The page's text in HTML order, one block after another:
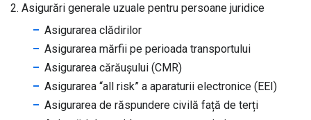
2. Asigurări generale uzuale pentru persoane juridice
Asigurarea clădirilor
Asigurarea mărfii pe perioada transportului
Asigurarea cărăușului (CMR)
Asigurarea “all risk” a aparaturii electronice (EEI)
Asigurarea de răspundere civilă față de terți